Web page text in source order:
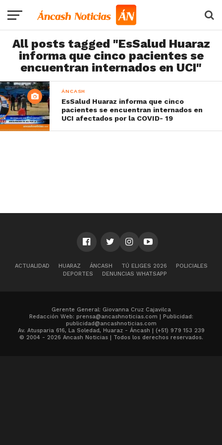
All posts tagged "EsSalud Huaraz
informa que cinco pacientes se
encuentran internados en UCI"
ÁNCASH
EsSalud Huaraz informa que cinco
pacientes se encuentran internados en
UCI afectados por la COVID- 19
ACTUALIDAD HUARAZ ÁNCASH TÚ ELIGES 2026
POLICIALES
DEPORTES
DENUNCIAS WHATSAPP
Gerente General: Giovanna Cruz Cajavilca
Redacción Web: prensa@ancashnoticias.com | Publicidad:
publicidad@ancashnoticias.com
Av. Atusparia 616, La Soledad, Huaraz - Áncash | (+51) 979 153 239
© 2004 - 2026 Ancash Noticias | Todos los derechos reservados.